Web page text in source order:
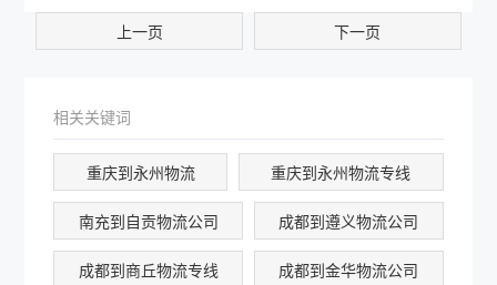
上一页 下一页
相关关键词
重庆到永州物流 重庆到永州物流专线
南充到自贡物流公司 成都到遵义物流公司
成都到商丘物流专线 成都到金华物流公司